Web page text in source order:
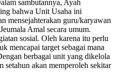
sambutannya, Ayah
bahwa Unit Usaha ini
mensejahterakan guru/karyawan
Amal secara umum.
sosial. Oleh karena itu perlu
mencapai target sebagai mana
berbagai unit yang dikelola
akan memperoleh sekitar